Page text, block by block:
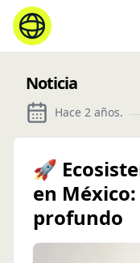
Noticia
Hace 2 años.
🚀
en
profundo